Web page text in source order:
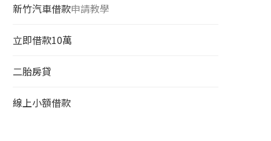
新竹汽車借款申請教學
立即借款10萬
二胎房貸
線上小額借款